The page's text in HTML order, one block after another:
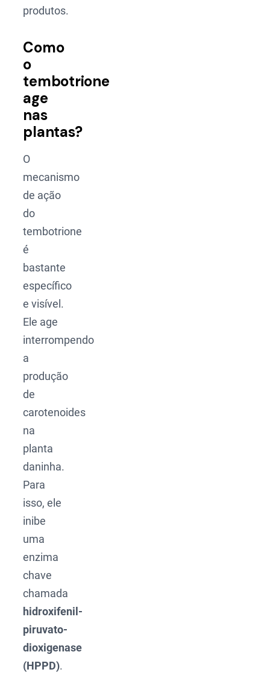
produtos.
Como
o
tembotrione
age
nas
plantas?
O
mecanismo
de ação
do
tembotrione
é
bastante
específico
e visível.
Ele age
interrompendo
a
produção
de
carotenoides
na
planta
daninha.
Para
isso, ele
inibe
uma
enzima
chave
chamada
hidroxifenil-
piruvato-
dioxigenase
(HPPD).